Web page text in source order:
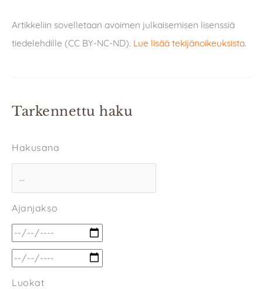
Artikkeliin sovelletaan avoimen julkaisemisen lisenssiä
tiedelehdille (CC BY-NC-ND). Lue lisää tekijänoikeuksista.
Tarkennettu haku
Hakusana
Ajanjakso
Luokat